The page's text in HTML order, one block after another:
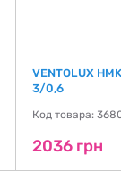
VENTOLUX
3/0,6
Код товара:
2036 грн